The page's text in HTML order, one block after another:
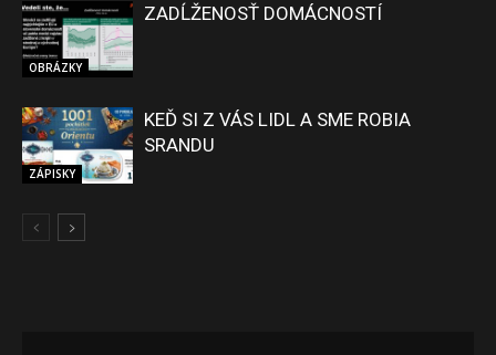
OBRÁZKY
ZADĹŽENOSŤ DOMÁCNOSTÍ
ZÁPISKY
KEĎ SI Z VÁS LIDL A SME ROBIA
SRANDU